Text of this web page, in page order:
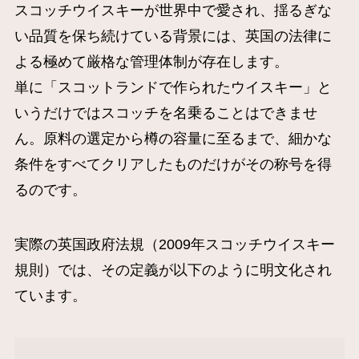
スコッチウイスキーが世界中で愛され、揺るぎな
い品質を保ち続けている背景には、英国の法律に
よる極めて厳格な管理体制が存在します。
単に「スコットランドで作られたウイスキー」と
いうだけではスコッチを名乗ることはできませ
ん。原料の選定から樽の容量に至るまで、細かな
条件をすべてクリアしたものだけがその称号を得
るのです。
実際の英国政府法規（2009年スコッチウイスキー
規則）では、その定義が以下のように明文化され
ています。